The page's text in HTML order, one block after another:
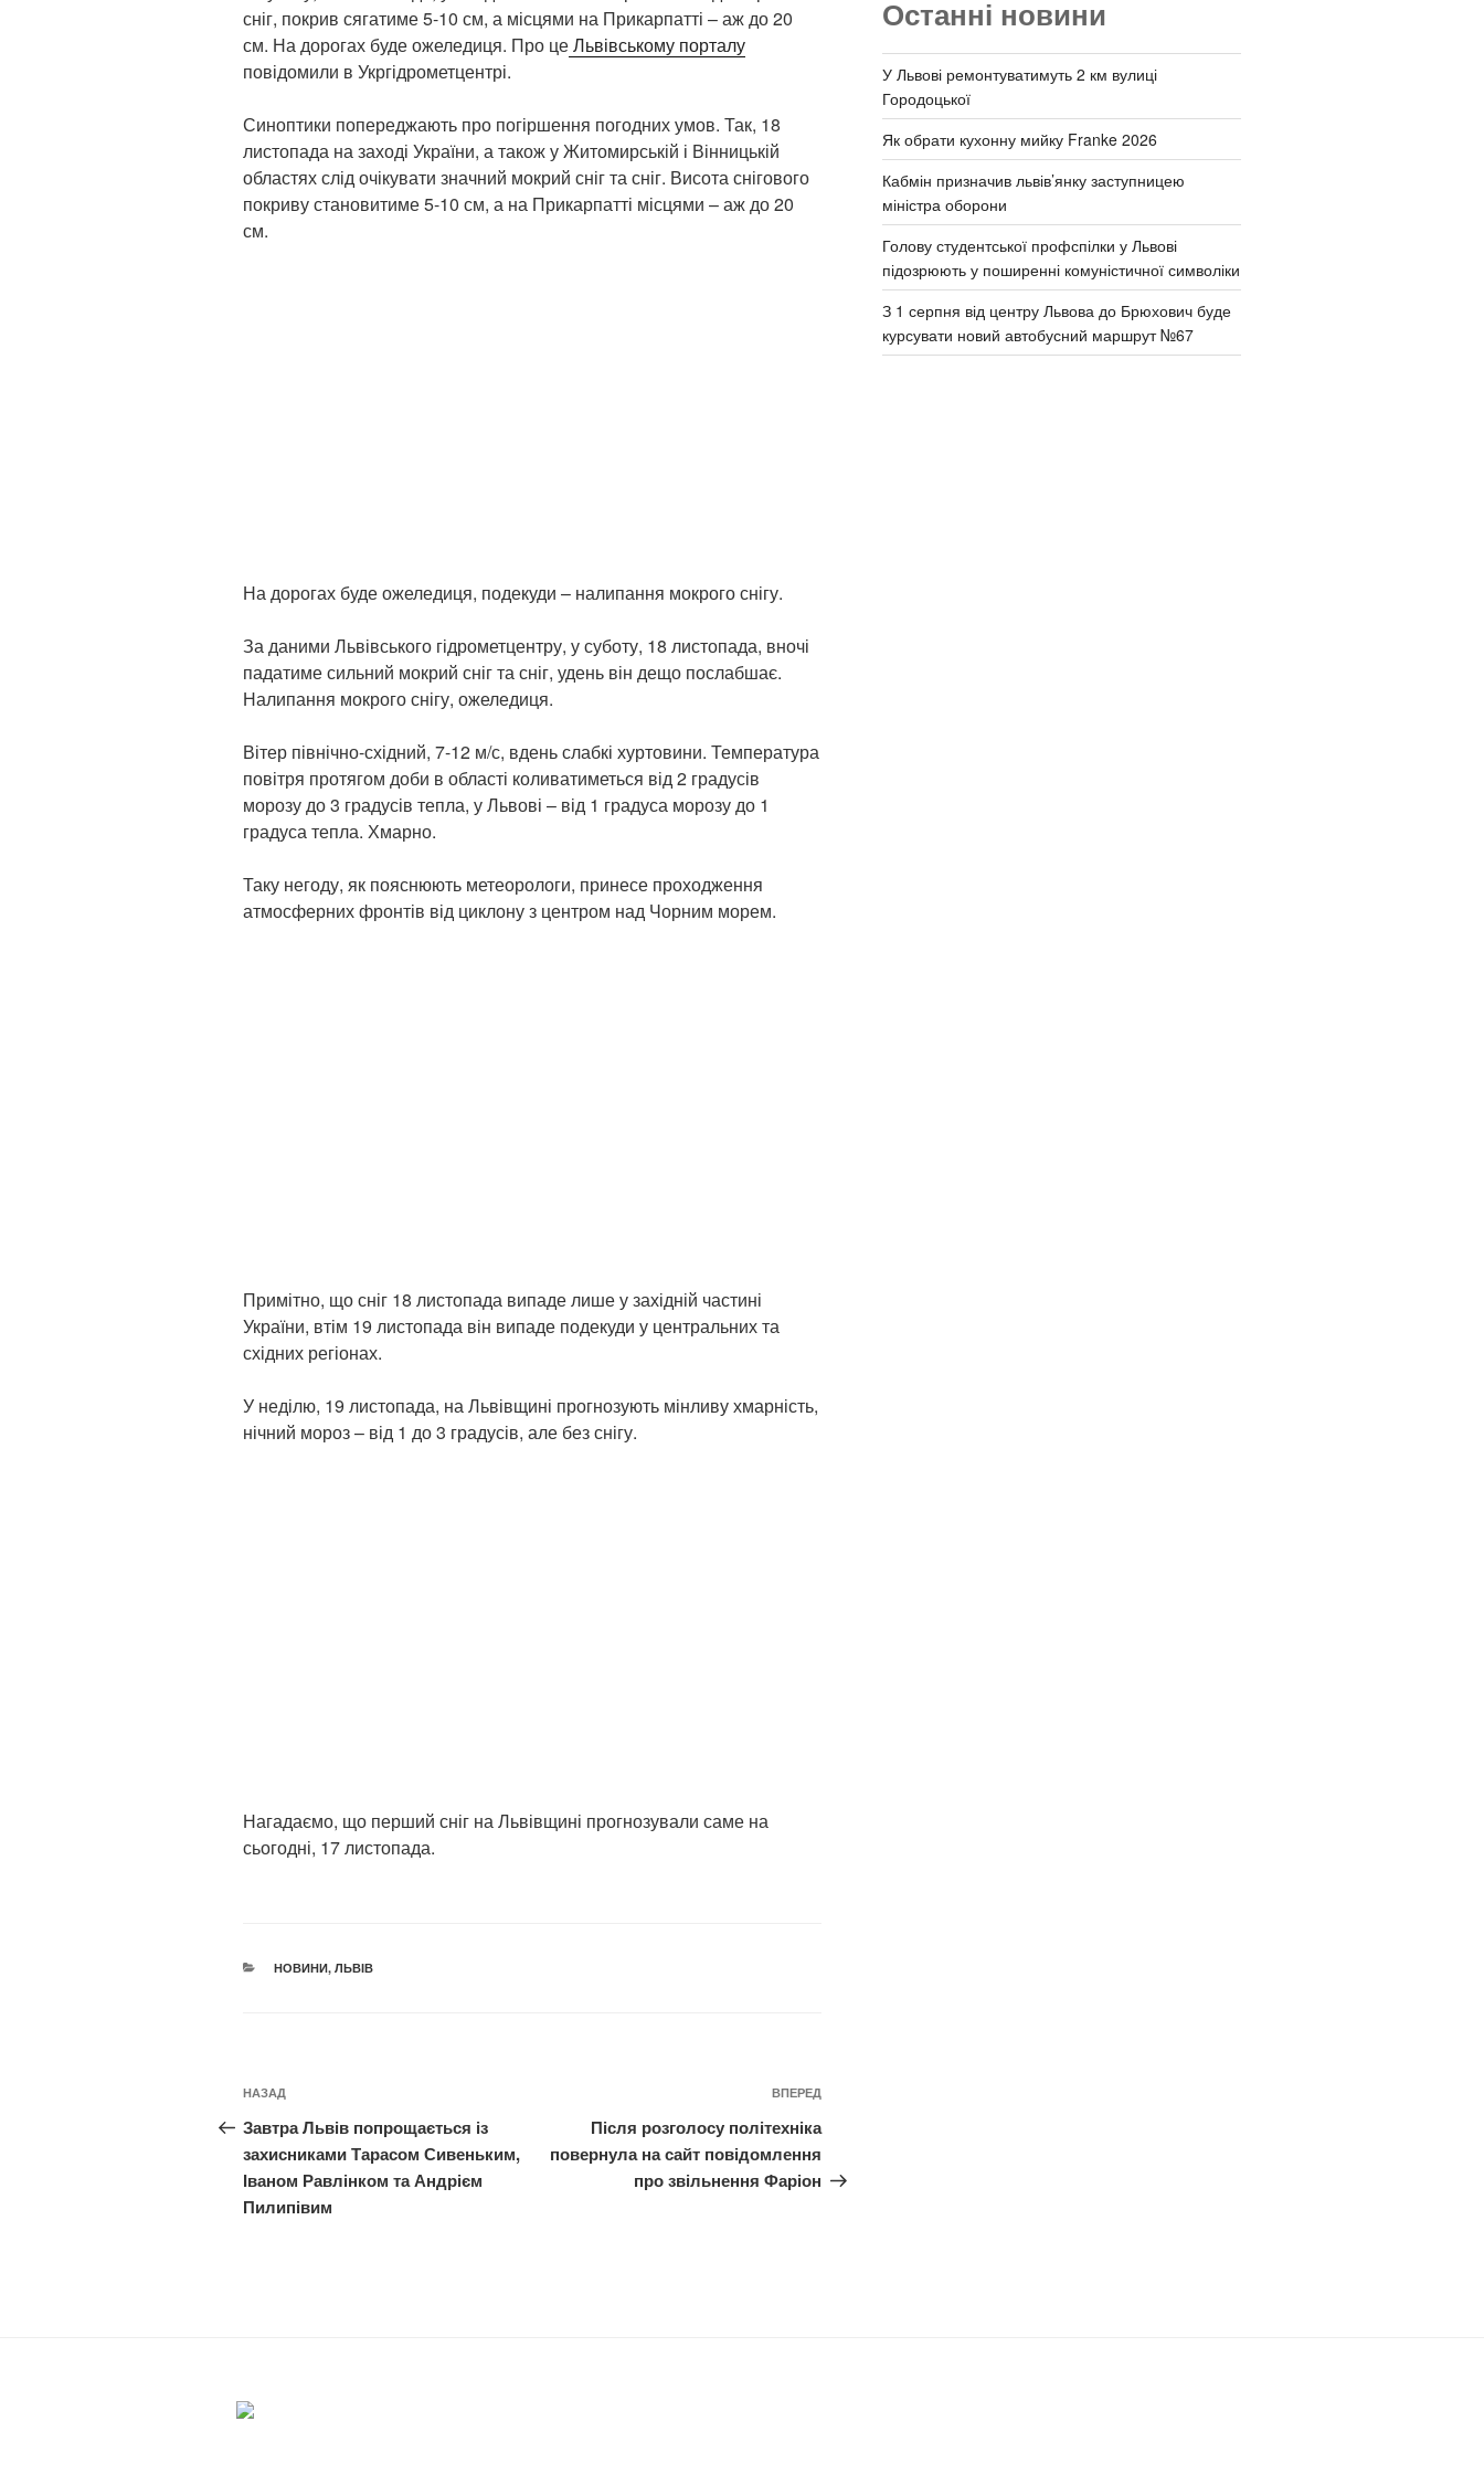
сніг, покрив сягатиме 5-10 см, а місцями на Прикарпатті – аж до 20
см. На дорогах буде ожеледиця. Про цеЛьвівському порталу
повідомили в Укргідрометцентрі.
Синоптики попереджають про погіршення погодних умов. Так, 18
листопада на заході України, а також у Житомирській і Вінницькій
областях слід очікувати значний мокрий сніг та сніг. Висота снігового
покриву становитиме 5-10 см, а на Прикарпатті місцями – аж до 20
см.
На дорогах буде ожеледиця, подекуди – налипання мокрого снігу.
За даними Львівського гідрометцентру, у суботу, 18 листопада, вночі
падатиме сильний мокрий сніг та сніг, удень він дещо послабшає.
Налипання мокрого снігу, ожеледиця.
Вітер північно-східний, 7-12 м/с, вдень слабкі хуртовини. Температура
повітря протягом доби в області коливатиметься від 2 градусів
морозу до 3 градусів тепла, у Львові – від 1 градуса морозу до 1
градуса тепла. Хмарно.
Таку негоду, як пояснюють метеорологи, принесе проходження
атмосферних фронтів від циклону з центром над Чорним морем.
Примітно, що сніг 18 листопада випаде лише у західній частині
України, втім 19 листопада він випаде подекуди у центральних та
східних регіонах.
У неділю, 19 листопада, на Львівщині прогнозують мінливу хмарність,
нічний мороз – від 1 до 3 градусів, але без снігу.
Нагадаємо, що перший сніг на Львівщині прогнозували саме на
сьогодні, 17 листопада.
КАТЕГОРІЇ
НОВИНИ, ЛЬВІВ
Навігація
записів
Попередній
запис:
НАЗАД
Завтра Львів попрощається із
захисниками Тарасом Сивеньким,
Іваном Равлінком та Андрієм
Пилипівим
Наступний
запис
ВПЕРЕД
Після розголосу політехніка
повернула на сайт повідомлення
про звільнення Фаріон
Останні новини
У Львові ремонтуватимуть 2 км вулиці
Городоцької
Як обрати кухонну мийку Franke 2026
Кабмін призначив львів’янку заступницею
міністра оборони
Голову студентської профспілки у Львові
підозрюють у поширенні комуністичної символіки
З 1 серпня від центру Львова до Брюхович буде
курсувати новий автобусний маршрут №67